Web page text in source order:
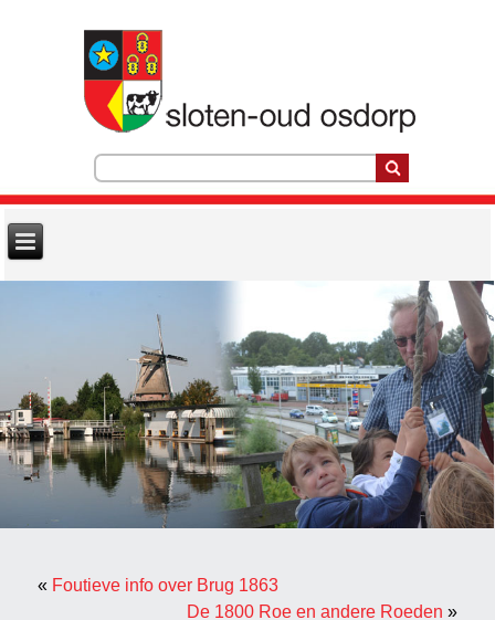
« Foutieve info over Brug 1863
De 1800 Roe en andere Roeden »